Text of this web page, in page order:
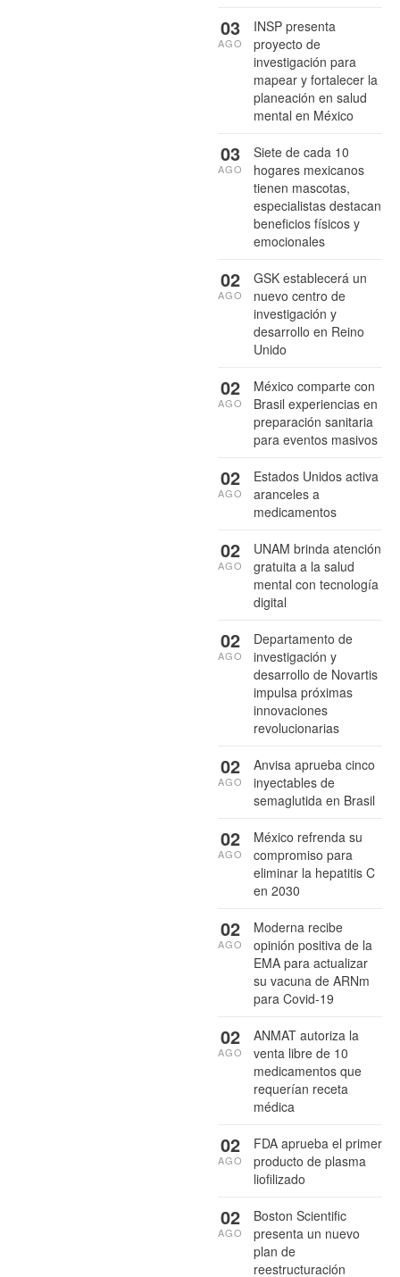
INSP presenta
proyecto de
investigación para
mapear y fortalecer la
planeación en salud
mental en México
03
AGO
Siete de cada 10
hogares mexicanos
tienen mascotas,
especialistas destacan
beneficios físicos y
emocionales
03
AGO
GSK establecerá un
nuevo centro de
investigación y
desarrollo en Reino
Unido
02
AGO
México comparte con
Brasil experiencias en
preparación sanitaria
para eventos masivos
02
AGO
Estados Unidos activa
aranceles a
medicamentos
02
AGO
UNAM brinda atención
gratuita a la salud
mental con tecnología
digital
02
AGO
Departamento de
investigación y
desarrollo de Novartis
impulsa próximas
innovaciones
revolucionarias
02
AGO
Anvisa aprueba cinco
inyectables de
semaglutida en Brasil
02
AGO
México refrenda su
compromiso para
eliminar la hepatitis C
en 2030
02
AGO
Moderna recibe
opinión positiva de la
EMA para actualizar
su vacuna de ARNm
para Covid-19
02
AGO
ANMAT autoriza la
venta libre de 10
medicamentos que
requerían receta
médica
02
AGO
FDA aprueba el primer
producto de plasma
liofilizado
02
AGO
Boston Scientific
presenta un nuevo
plan de
reestructuración
02
AGO